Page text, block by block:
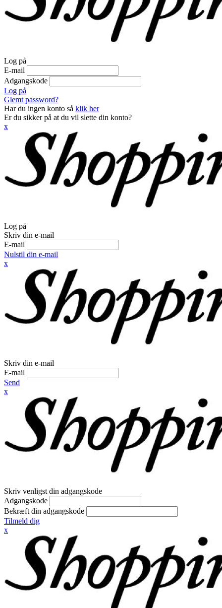
Log på
E-mail
Adgangskode
Log på
Glemt password?
Har du ingen konto så klik her
Er du sikker på at du vil slette din konto?
x
Log på
Skriv din e-mail
E-mail
Nulstil din e-mail
x
Skriv din e-mail
E-mail
Send
x
Skriv venligst din adgangskode
Adgangskode
Bekræft din adgangskode
Tilmeld dig
x